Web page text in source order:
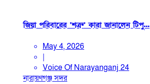
জিয়া পরিবারের ‘শত্রু’ কারা জানালেন টিপু...
May 4, 2026
|
Voice Of Narayanganj 24
নারায়ণগঞ্জ সদর